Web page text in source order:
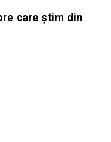
care știm din